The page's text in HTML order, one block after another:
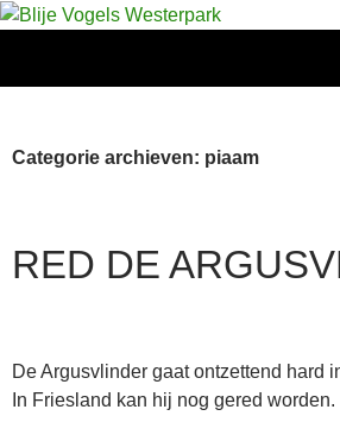
Ga
Categorie archieven: piaam
RED DE
De Argusvlinder gaat ontzettend hard
In Friesland kan hij nog gered worden.